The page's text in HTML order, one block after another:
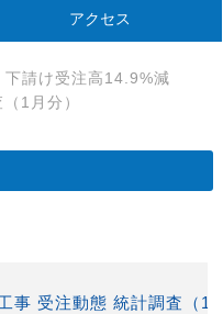
アクセス
下請け受注高14.9%減
1月分）
事 受注動態 統計調査（1